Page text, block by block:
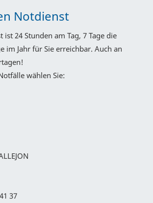
Notdienst
ist 24 Stunden am Tag, 7 Tage die
im Jahr für Sie erreichbar. Auch an
wählen Sie:
37